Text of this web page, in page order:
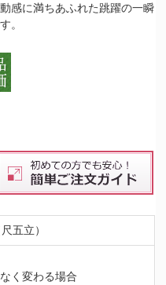
感に満ちあふれた跳躍の一瞬
。
五立）
く変わる場合